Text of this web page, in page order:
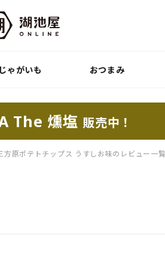
じゃがいも おつまみ
The 燻塩 販売中！
方原ポテトチップス うすしお味のレビュー一覧